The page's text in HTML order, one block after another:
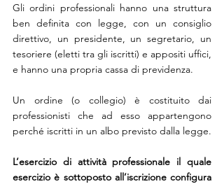
Gli ordini professionali hanno una struttura
ben definita con legge, con un consiglio
direttivo, un presidente, un segretario, un
tesoriere (eletti tra gli iscritti) e appositi uffici,
e hanno una propria cassa di previdenza.
Un ordine (o collegio) è costituito dai
professionisti che ad esso appartengono
perché iscritti in un albo previsto dalla legge.
L’esercizio di attività professionale il quale
esercizio è sottoposto all’iscrizione configura